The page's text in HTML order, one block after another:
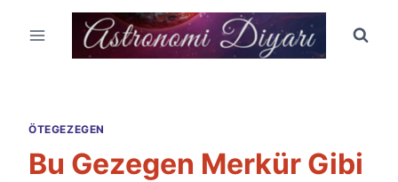
ÖTEGEZEGEN
Bu Gezegen Merkür Gibi